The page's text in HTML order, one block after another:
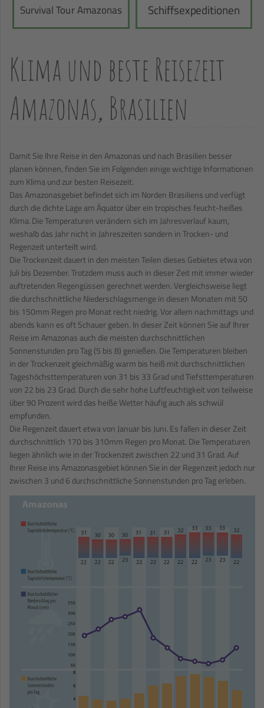
Survival Tour Amazonas Schiffsexpeditionen
Klima und beste Reisezeit
Amazonas, Brasilien
Damit Sie Ihre Reise in den Amazonas und nach Brasilien besser
planen können, finden Sie im Folgenden einige wichtige Informationen
zum Klima und zur besten Reisezeit.
Das Amazonasgebiet befindet sich im Norden Brasiliens und verfügt
durch die dichte Lage am Äquator über ein tropisches feucht-heißes
Klima.Die Temperaturen verändern sich im Jahresverlauf kaum,
weshalb das Jahr nicht in Jahreszeiten sondern in Trocken- und
Regenzeit unterteilt wird.
Die Trockenzeit dauert in den meisten Teilen dieses Gebietes etwa von
Juli bis Dezember. Trotzdem muss auch in dieser Zeit mit immer wieder
auftretenden Regengüssen gerechnet werden. Vergleichsweise liegt
die durchschnittliche Niederschlagsmenge in diesen Monaten mit 50
bis 150mm Regen pro Monat recht niedrig. Vor allem nachmittags und
abends kann es oft Schauer geben. In dieser Zeit können Sie auf Ihrer
Reise im Amazonas auch die meisten durchschnittlichen
Sonnenstunden pro Tag (5 bis 8) genießen. Die Temperaturen bleiben
in der Trockenzeit gleichmäßig warm bis heiß mit durchschnittlichen
Tageshöchsttemperaturen von 31 bis 33 Grad und Tiefsttemperaturen
von 22 bis 23 Grad. Durch die sehr hohe Luftfeuchtigkeit von teilweise
über 90 Prozent wird das heiße Wetter häufig auch als schwül
empfunden.
Die Regenzeit dauert etwa von Januar bis Juni. Es fallen in dieser Zeit
durchschnittlich 170 bis 310mm Regen pro Monat. Die Temperaturen
liegen ähnlich wie in der Trockenzeit zwischen 22 und 31 Grad. Auf
Ihrer Reise ins Amazonasgebiet können Sie in der Regenzeit jedoch nur
zwischen 3 und 6 durchschnittliche Sonnenstunden pro Tag erleben.